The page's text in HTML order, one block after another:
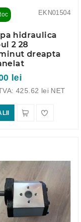
EKN01504
hidraulica
2 28
dreapta
lei
425.62 lei NET